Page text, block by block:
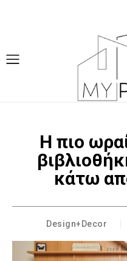
Η πιο
κάτω
Design+Decor